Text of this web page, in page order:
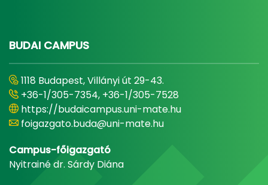
BUDAI CAMPUS
1118 Budapest, Villányi út 29-43.
+36-1/305-7354, +36-1/305-7528
https://budaicampus.uni-mate.hu
foigazgato.buda@uni-mate.hu
Campus-főigazgató
Nyitrainé dr. Sárdy Diána